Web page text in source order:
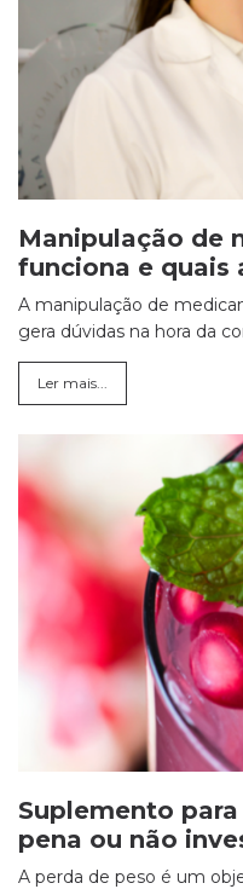
Manipulação de
funciona e quais
A manipulação de
gera dúvidas na hora da
Ler mais...
Suplemento
pena ou não
A perda de peso é um